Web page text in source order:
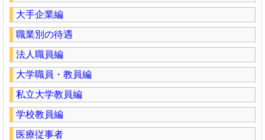
大手企業編
職業別の待遇
法人職員編
大学職員・教員編
私立大学教員編
学校教員編
医療従事者